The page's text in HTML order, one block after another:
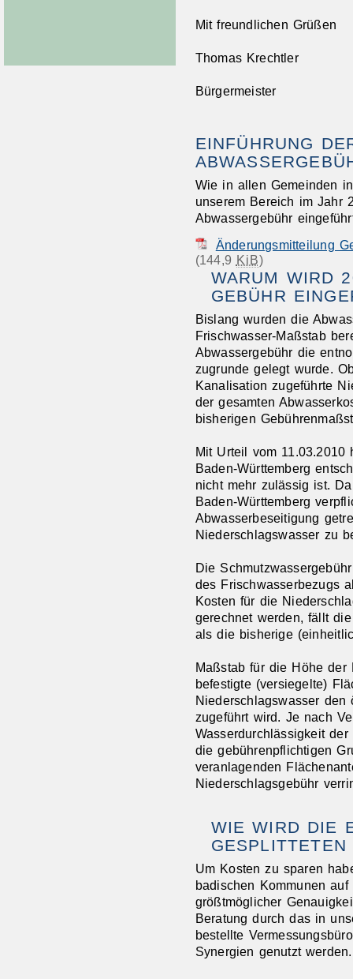
Mit freundlichen Grüßen
Thomas Krechtler
Bürgermeister
EINFÜHRUNG
Wie in allen Gemeinden
unserem Bereich im Jahr
Abwassergebühr
Änderungsmitteilung
(144,9 KiB)
WARUM WIRD
GEBÜHR
Bislang wurden die
Frischwasser-Maßstab
Abwassergebühr die
zugrunde gelegt wurde.
Kanalisation zugeführte
der gesamten
bisherigen
Mit Urteil vom 11.03.2010
Baden-Württemberg
nicht mehr zulässig ist.
Baden-Württemberg
Abwasserbeseitigung
Niederschlagswasser zu
Die
des Frischwasserbezugs
Kosten für die
gerechnet werden, fällt
als die bisherige
Maßstab für die Höhe der
befestigte (versiegelte)
Niederschlagswasser den
zugeführt wird. Je nach
Wasserdurchlässigkeit
die gebührenpflichtigen
veranlagenden
Niederschlagsgebühr
WIE WIRD DIE
Um Kosten zu sparen
badischen Kommunen
größtmöglicher
Beratung durch das in
bestellte
Synergien genutzt werden.